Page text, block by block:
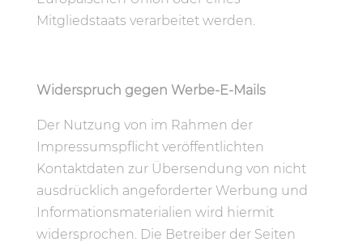
Mitgliedstaats verarbeitet werden.
Widerspruch gegen Werbe-E-Mails
Der Nutzung von im Rahmen der
Impressumspflicht veröffentlichten
Kontaktdaten zur Übersendung von nicht
ausdrücklich angeforderter Werbung und
Informationsmaterialien wird hiermit
widersprochen. Die Betreiber der Seiten